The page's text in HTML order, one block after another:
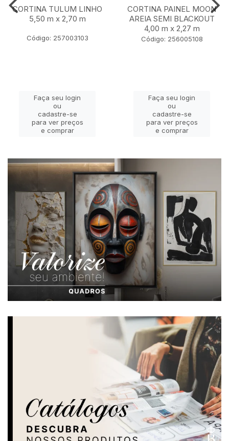
CORTINA TULUM LINHO
5,50 m x 2,70 m
Código: 257003103
Faça seu login
ou
cadastre-se
para ver preços
e comprar
CORTINA PAINEL MOON
AREIA SEMI BLACKOUT
4,00 m x 2,27 m
Código: 256005108
Faça seu login
ou
cadastre-se
para ver preços
e comprar